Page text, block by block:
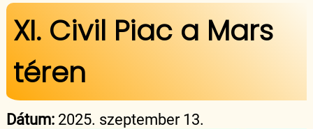
Jelenlegi hely
XI. Civil Piac a Mars
téren
Dátum: 2025. szeptember 13.